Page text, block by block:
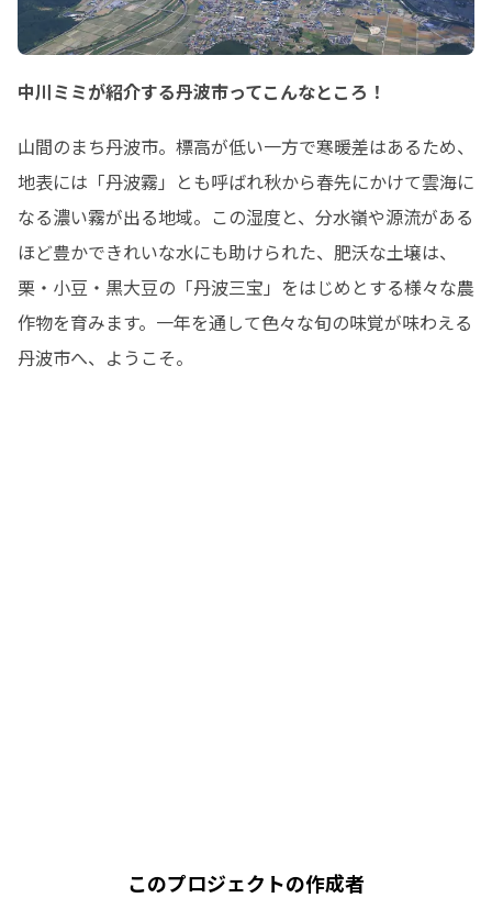
中川ミミが紹介する丹波市ってこんなところ！
山間のまち丹波市。標高が低い一方で寒暖差はあるため、
地表には「丹波霧」とも呼ばれ秋から春先にかけて雲海に
なる濃い霧が出る地域。この湿度と、分水嶺や源流がある
ほど豊かできれいな水にも助けられた、肥沃な土壌は、
栗・小豆・黒大豆の「丹波三宝」をはじめとする様々な農
作物を育みます。一年を通して色々な旬の味覚が味わえる
丹波市へ、ようこそ。
このプロジェクトの作成者